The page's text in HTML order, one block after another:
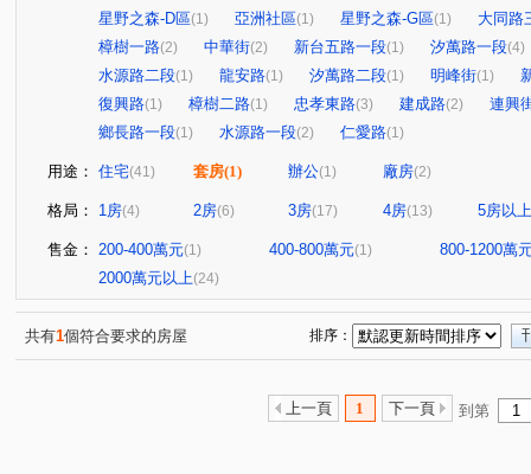
星野之森-D區(1) 亞洲社區(1) 星野之森-G區(1)
大同路
樟樹一路(2) 中華街(2) 新台五路一段(1) 汐萬路一段(4)
水源路二段(1) 龍安路(1) 汐萬路二段(1) 明峰街(1)
復興路(1) 樟樹二路(1) 忠孝東路(3) 建成路(2)
連興
鄉長路一段(1) 水源路一段(2) 仁愛路(1)
用途： 住宅(41) 套房(1) 辦公(1) 廠房(2)
格局： 1房(4) 2房(6) 3房(17) 4房(13) 5房以上
售金： 200-400萬元(1) 400-800萬元(1)
800-1200萬
2000萬元以上(24)
共有1個符合要求的房屋 排序：
上一頁 1 下一頁 到第